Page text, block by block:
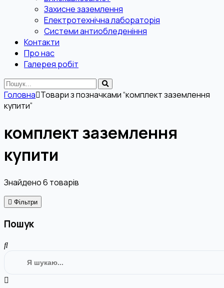
Захисне заземлення
Електротехнічна лабораторія
Системи антиобледеніння
Контакти
Про нас
Галерея робіт
Головна Товари з позначками “комплект заземлення
купити”
комплект заземлення
купити
Знайдено6 товарів
Фільтри
Пошук